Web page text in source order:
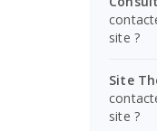
site ?
Site
site ?